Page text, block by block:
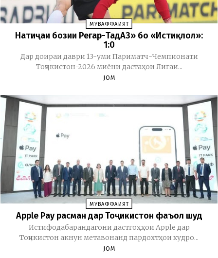
МУВАФФАҚИЯТ
Натиҷаи бозии Регар-ТадАЗ» бо «Истиқлол»:
1:0
Дар доираи даври 13-уми Париматч-Чемпионати
Тоҷикистон-2026 миёни дастаҳои Лигаи...
JOM
МУВАФФАҚИЯТ
Apple Pay расман дар Тоҷикистон фаъол шуд
Истифодабарандагони дастгоҳҳои Apple дар
Тоҷикистон акнун метавонанд пардохтҳои худро...
JOM